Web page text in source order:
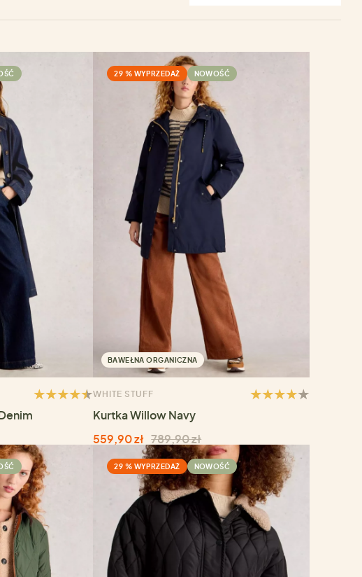
29 % WYPRZEDAŻ NOWOŚĆ
BAWEŁNA ORGANICZNA
WHITE STUFF
Kurtka Willow Navy
559,90 zł 789,90 zł
29 % WYPRZEDAŻ NOWOŚĆ